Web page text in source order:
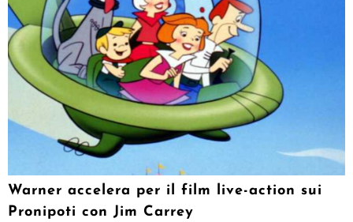
Warner accelera per il film live-action sui
Pronipoti con Jim Carrey